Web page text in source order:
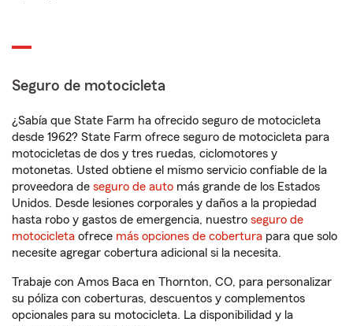
Seguro de motocicleta
¿Sabía que State Farm ha ofrecido seguro de motocicleta
desde 1962? State Farm ofrece seguro de motocicleta para
motocicletas de dos y tres ruedas, ciclomotores y
motonetas. Usted obtiene el mismo servicio confiable de la
proveedora de seguro de auto más grande de los Estados
Unidos. Desde lesiones corporales y daños a la propiedad
hasta robo y gastos de emergencia, nuestro seguro de
motocicleta ofrece más opciones de cobertura para que solo
necesite agregar cobertura adicional si la necesita.
Trabaje con Amos Baca en Thornton, CO, para personalizar
su póliza con coberturas, descuentos y complementos
opcionales para su motocicleta. La disponibilidad y la